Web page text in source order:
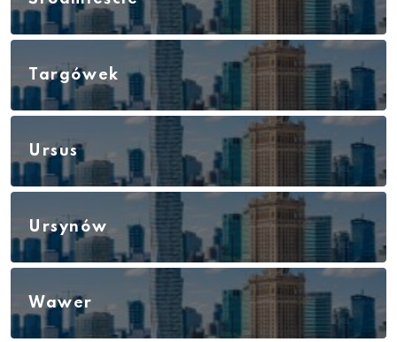
Targówek
Ursus
Ursynów
Wawer